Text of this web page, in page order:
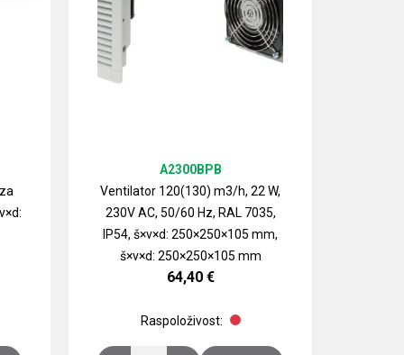
Ventilator 120(130) m3/h, 22 W,
230V AC, 50/60 Hz, RAL 7035,
IP54, š×v×d: 250×250×105 mm,
š×v×d: 250×250×105 mm
A2300BPB
64,40 €
Raspoloživost: